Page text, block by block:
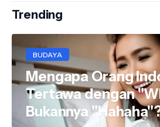
Trending
BUDAYA
Mengapa Orang
Tertawa dengan
Bukannya